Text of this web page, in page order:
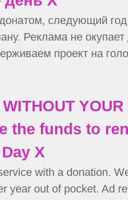
следующий
Реклама не
проект на
the funds to
X
with a donation.
year out of pocket. Ad